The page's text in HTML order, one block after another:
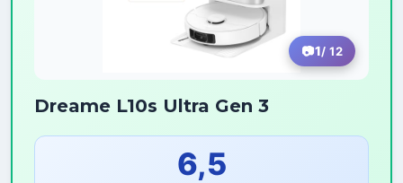
1/ 12
Dreame L10s Ultra Gen 3
6,5